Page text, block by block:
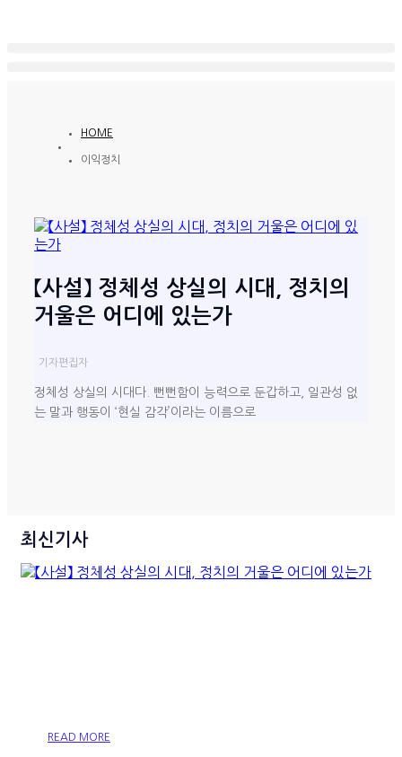
HOME
이익정치
【사설】 정체성 상실의 시대, 정치의
거울은 어디에 있는가
기자편집자
정체성 상실의 시대다. 뻔뻔함이 능력으로 둔갑하고, 일관성 없
는 말과 행동이 ‘현실 감각’이라는 이름으로
최신기사
READ MORE